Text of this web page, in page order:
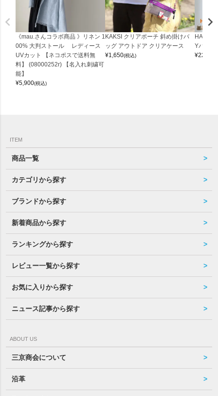
《mau.さんコラボ商品 》リネン 1
00% 大判ストール レディース
UVカット 【ネコポスで送料無
料】 (08000252r) 【名入れ刺繍可
能】
¥5,900(税込)
KAKSI クリアポーチ 斜め掛けバ
ッグ アウトドア クリアケース
¥1,650(税込)
Yバッグ
¥22,000
ITEM
商品一覧
カテゴリから探す
ブランドから探す
新着商品から探す
ランキングから探す
レビュー一覧から探す
お気に入りから探す
ニュース記事から探す
ABOUT US
三京商会について
沿革